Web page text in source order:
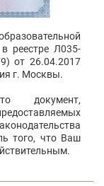
реестре Л035-
от 26.04.2017
г. Москвы.
документ,
того, что Ваш